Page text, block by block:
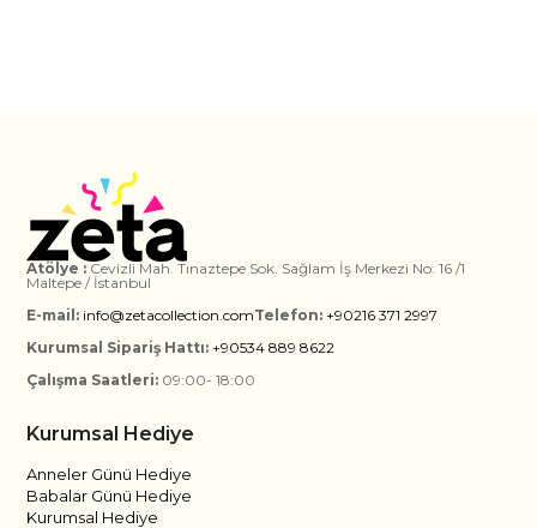
Atölye : Cevizli Mah. Tınaztepe Sok. Sağlam İş Merkezi No: 16 /1
Maltepe / İstanbul
E-mail: info@zetacollection.comTelefon: +90216 371 2997
Kurumsal Sipariş Hattı: +90534 889 8622
Çalışma Saatleri: 09:00- 18:00
Kurumsal Hediye
Anneler Günü Hediye
Babalar Günü Hediye
Kurumsal Hediye